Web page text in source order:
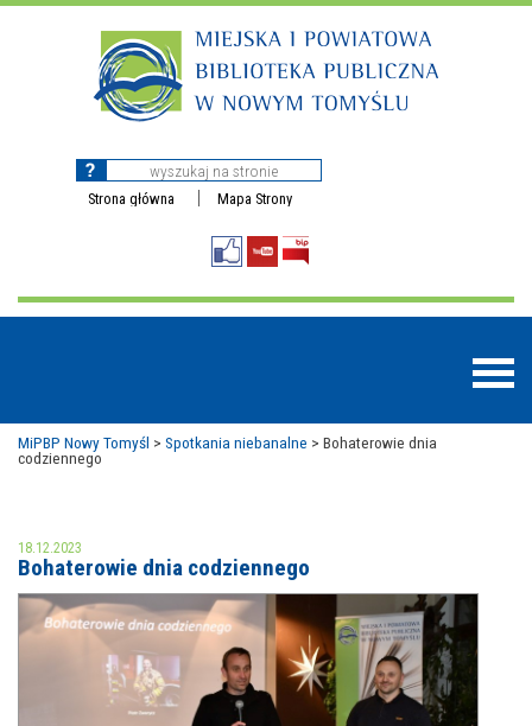
Strona główna Mapa Strony
MOJE KONTO
AKTUALNOŚCI
NAJBLIŻSZE WYDARZENIA
NASZA OFERTA
MiPBP Nowy Tomyśl > Spotkania niebanalne > Bohaterowie dnia
codziennego
18.12.2023
Bohaterowie dnia codziennego